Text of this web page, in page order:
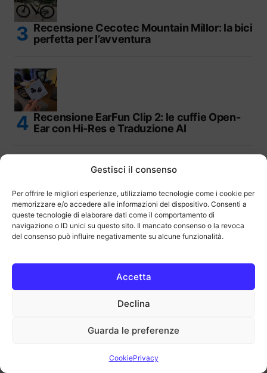
Gestisci il consenso
Per offrire le migliori esperienze, utilizziamo tecnologie come i cookie per
memorizzare e/o accedere alle informazioni del dispositivo. Consenti a
queste tecnologie di elaborare dati come il comportamento di
navigazione o ID unici su questo sito. Il mancato consenso o la revoca
del consenso può influire negativamente su alcune funzionalità.
Accetta
Declina
Guarda le preferenze
CookiePrivacy
Recensione Cecotec Mountain Millor: la bici
perfetta per l’avventura
Recensione EarFun Clip 2: le cuffie Open-
Ear con Hi-Res e Traduzione AI
Recensione BenQ MA270UP: il miglior
monitor 4K da 27″ per MacBook
Ultime Guide all'Acquisto
fotocamere del 2026